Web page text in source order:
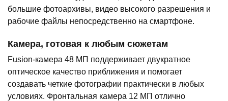
большие фотоархивы, видео высокого разрешения и
рабочие файлы непосредственно на смартфоне.
Камера, готовая к любым сюжетам
Fusion-камера 48 МП поддерживает двукратное
оптическое качество приближения и помогает
создавать четкие фотографии практически в любых
условиях. Фронтальная камера 12 МП отлично